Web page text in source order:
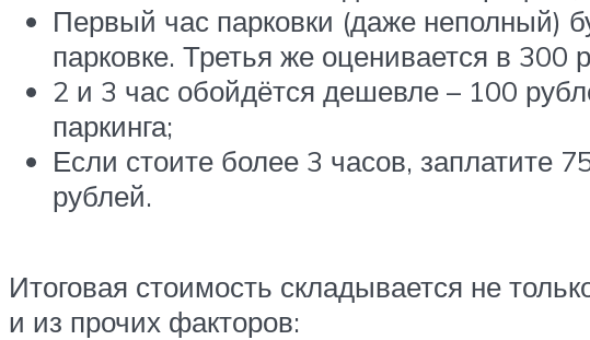
Первый час парковки (даже неполный)
парковке. Третья же оценивается в 300
2 и 3 час обойдётся дешевле – 100
паркинга;
Если стоите более 3 часов, заплатите
рублей.
Итоговая стоимость складывается не
и из прочих факторов: